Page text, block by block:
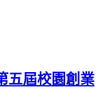
五屆校園創業